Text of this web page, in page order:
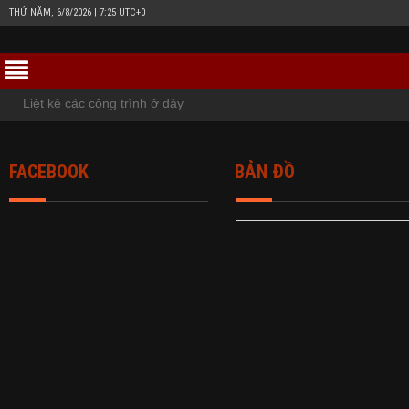
THỨ NĂM, 6/8/2026 | 7:25 UTC+0
Liệt kê các công trình ở đây
FACEBOOK BẢN ĐỒ